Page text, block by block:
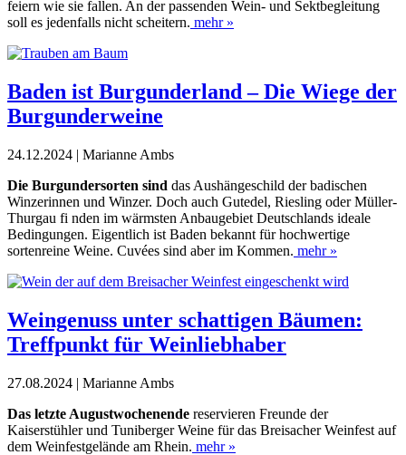
feiern wie sie fallen. An der passenden Wein- und Sektbegleitung
soll es jedenfalls nicht scheitern. mehr »
Baden ist Burgunderland – Die Wiege der
Burgunderweine
24.12.2024 | Marianne Ambs
Die Burgundersorten sind das Aushängeschild der badischen
Winzerinnen und Winzer. Doch auch Gutedel, Riesling oder Müller-
Thurgau fi nden im wärmsten Anbaugebiet Deutschlands ideale
Bedingungen. Eigentlich ist Baden bekannt für hochwertige
sortenreine Weine. Cuvées sind aber im Kommen. mehr »
Weingenuss unter schattigen Bäumen:
Treffpunkt für Weinliebhaber
27.08.2024 | Marianne Ambs
Das letzte Augustwochenende reservieren Freunde der
Kaiserstühler und Tuniberger Weine für das Breisacher Weinfest auf
dem Weinfestgelände am Rhein. mehr »